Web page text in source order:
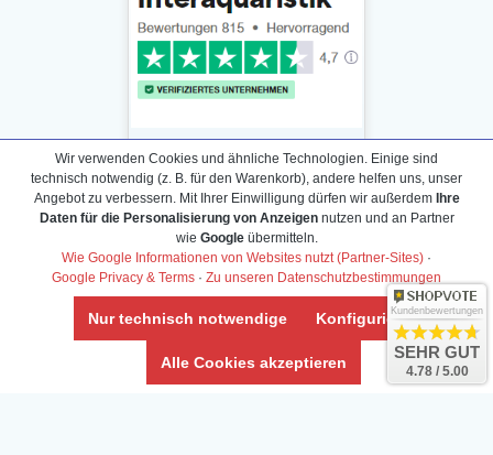
Daten­schutz­erklärung
Widerrufs­recht /Widerrufs­formular
AGB & Info
Impressum
Umwelt und Entsorgung
Vertrag widerrufen
Wir verwenden Cookies und ähnliche Technologien. Einige sind
technisch notwendig (z. B. für den Warenkorb), andere helfen uns, unser
Angebot zu verbessern. Mit Ihrer Einwilligung dürfen wir außerdem Ihre
Daten für die Personalisierung von Anzeigennutzen und an Partner
wie Googleübermitteln.
Wie Google Informationen von Websites nutzt (Partner-Sites) ·
Google Privacy & Terms · Zu unseren Datenschutzbestimmungen
Nur technisch notwendige Konfigurieren
Alle Cookies akzeptieren
Kundenbewertungen
SEHR GUT
4.78 / 5.00